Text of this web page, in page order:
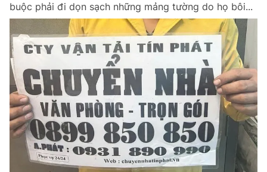
buộc phải đi dọn sạch những mảng tường do họ bôi...